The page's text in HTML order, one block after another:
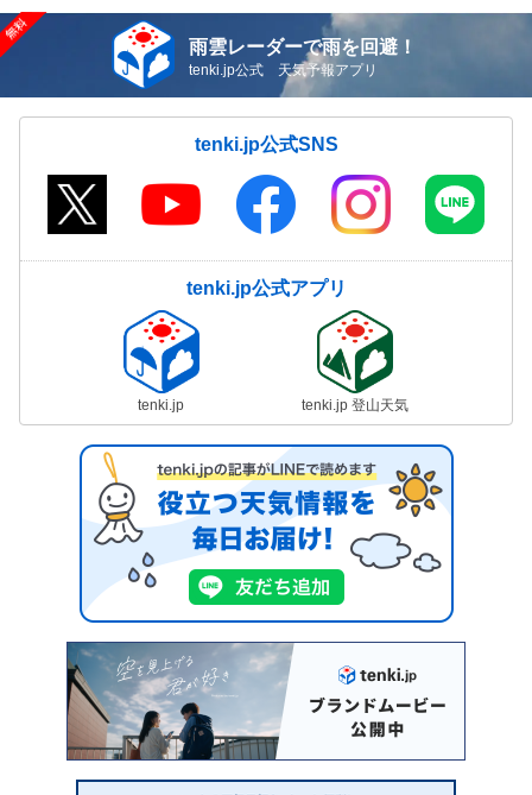
雨雲レーダーで雨を回避！
tenki.jp公式 天気予報アプリ
tenki.jp公式SNS
tenki.jp公式アプリ
tenki.jp tenki.jp 登山天気